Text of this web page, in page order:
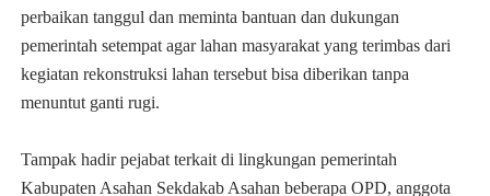
perbaikan tanggul dan meminta bantuan dan dukungan
pemerintah setempat agar lahan masyarakat yang terimbas dari
kegiatan rekonstruksi lahan tersebut bisa diberikan tanpa
menuntut ganti rugi.
Tampak hadir pejabat terkait di lingkungan pemerintah
Kabupaten Asahan Sekdakab Asahan beberapa OPD, anggota